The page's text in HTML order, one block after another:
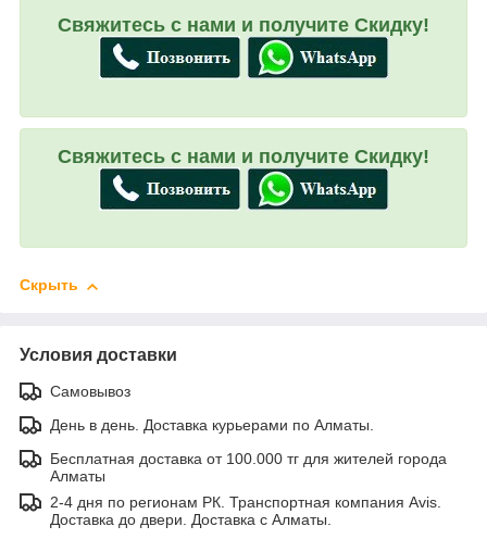
Свяжитесь с нами и получите Скидку!
Свяжитесь с нами и получите Скидку!
Скрыть
Условия доставки
Самовывоз
День в день. Доставка курьерами по Алматы.
Бесплатная доставка от 100.000 тг для жителей города
Алматы
2-4 дня по регионам РК. Транспортная компания Avis.
Доставка до двери. Доставка с Алматы.